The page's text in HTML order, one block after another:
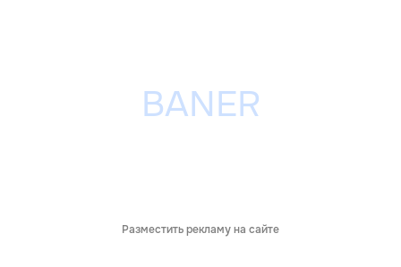
Разместить рекламу на сайте